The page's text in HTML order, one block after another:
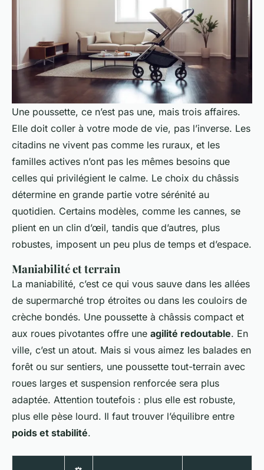
Une poussette, ce n’est pas une, mais trois affaires.
Elle doit coller à votre mode de vie, pas l’inverse. Les
citadins ne vivent pas comme les ruraux, et les
familles actives n’ont pas les mêmes besoins que
celles qui privilégient le calme. Le choix du châssis
détermine en grande partie votre sérénité au
quotidien. Certains modèles, comme les cannes, se
plient en un clin d’œil, tandis que d’autres, plus
robustes, imposent un peu plus de temps et d’espace.
Maniabilité et terrain
La maniabilité, c’est ce qui vous sauve dans les allées
de supermarché trop étroites ou dans les couloirs de
crèche bondés. Une poussette à châssis compact et
aux roues pivotantes offre une agilité redoutable. En
ville, c’est un atout. Mais si vous aimez les balades en
forêt ou sur sentiers, une poussette tout-terrain avec
roues larges et suspension renforcée sera plus
adaptée. Attention toutefois : plus elle est robuste,
plus elle pèse lourd. Il faut trouver l’équilibre entre
poids et stabilité.